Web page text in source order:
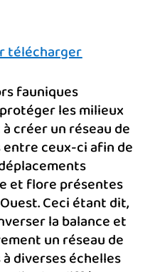
télécharger
fauniques
les milieux
créer un réseau de
ceux-ci afin de
et flore présentes
Ceci étant dit,
la balance et
un réseau de
diverses échelles